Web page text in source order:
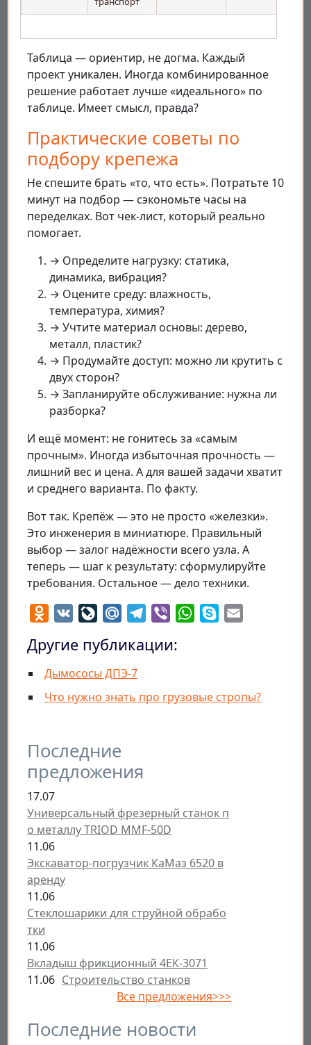
Последние
предложения
17.07
Универсальный фрезерный станок п
о металлу TRIOD MMF-50D
11.06
Экскаватор-погрузчик КаМаз 6520 в
аренду
11.06
Стеклошарики для струйной обрабо
тки
11.06
Вкладыш фрикционный 4ЕК-3071
11.06 Строительство станков
Все предложения>>>
Последние новости
Таблица — ориентир, не догма. Каждый
проект уникален. Иногда комбинированное
решение работает лучше «идеального» по
таблице. Имеет смысл, правда?
Практические советы по
подбору крепежа
Не спешите брать «то, что есть». Потратьте 10
минут на подбор — сэкономьте часы на
переделках. Вот чек-лист, который реально
помогает.
→ Определите нагрузку: статика,
динамика, вибрация?
→ Оцените среду: влажность,
температура, химия?
→ Учтите материал основы: дерево,
металл, пластик?
→ Продумайте доступ: можно ли крутить с
двух сторон?
→ Запланируйте обслуживание: нужна ли
разборка?
И ещё момент: не гонитесь за «самым
прочным». Иногда избыточная прочность —
лишний вес и цена. А для вашей задачи хватит
и среднего варианта. По факту.
Вот так. Крепёж — это не просто «железки».
Это инженерия в миниатюре. Правильный
выбор — залог надёжности всего узла. А
теперь — шаг к результату: сформулируйте
требования. Остальное — дело техники.
Odnoklassniki
VK LiveJournal
Mail.RuTelegram
Viber WhatsApp
Skype
Другие публикации:
Дымососы ДПЭ-7
Что нужно знать про грузовые стропы?